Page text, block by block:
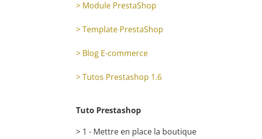
> Module PrestaShop
> Template PrestaShop
> Blog E-commerce
> Tutos Prestashop 1.6
Tuto Prestashop
> 1 - Mettre en place la boutique